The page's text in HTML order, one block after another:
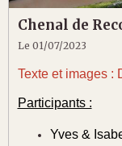
Chenal de
Le 01/07/2023
Texte et images :
Participants :
Yves &